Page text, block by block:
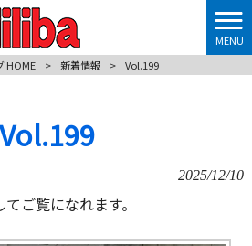
MENU
HOME
> 新着情報 > Vol.199
Vol.199
2025/12/10
ご覧になれます。